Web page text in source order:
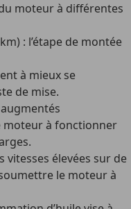
moteur à différentes
: l’étape de montée
à mieux se
de mise.
augmentés
moteur à fonctionner
vitesses élevées sur de
le moteur à